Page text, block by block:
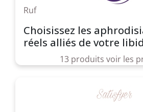
Ruf
Choisissez les
réels alliés de votre
13 produits voir les